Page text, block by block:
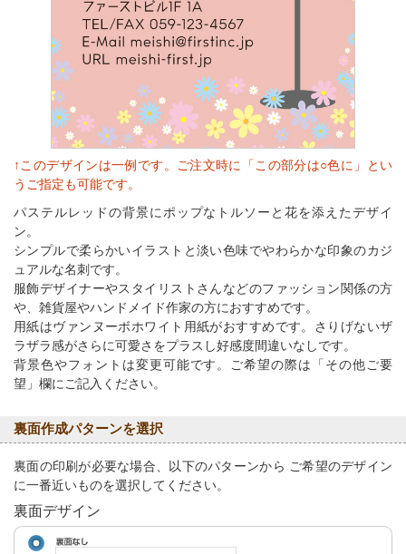
↑このデザインは一例です。ご注文時に「この部分は○色に」とい
うご指定も可能です。
パステルレッドの背景にポップなトルソーと花を添えたデザイ
ン。
シンプルで柔らかいイラストと淡い色味でやわらかな印象のカジ
ュアルな名刺です。
服飾デザイナーやスタイリストさんなどのファッション関係の方
や、雑貨屋やハンドメイド作家の方におすすめです。
用紙はヴァンヌーボホワイト用紙がおすすめです。さりげないザ
ラザラ感がさらに可愛さをプラスし好感度間違いなしです。
背景色やフォントは変更可能です。ご希望の際は「その他ご要
望」欄にご記入ください。
裏面作成パターンを選択
裏面の印刷が必要な場合、以下のパターンから ご希望のデザイン
に一番近いものを選択してください。
裏面デザイン